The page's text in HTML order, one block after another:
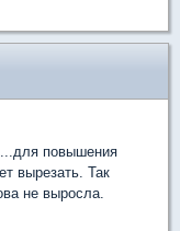
повышения
вырезать. Так
не выросла.